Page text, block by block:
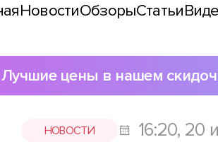
НовостиОбзорыСтатьи
Лучшие цены в нашем
НОВОСТИ 16:20, 20